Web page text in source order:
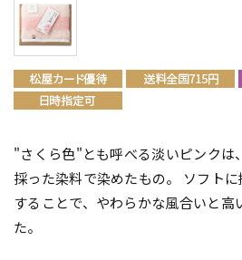
"さくら色"とも呼べる淡いピンクは
採った染料で染めたもの。 ソフト
することで、やわらかな風合いと高
た。